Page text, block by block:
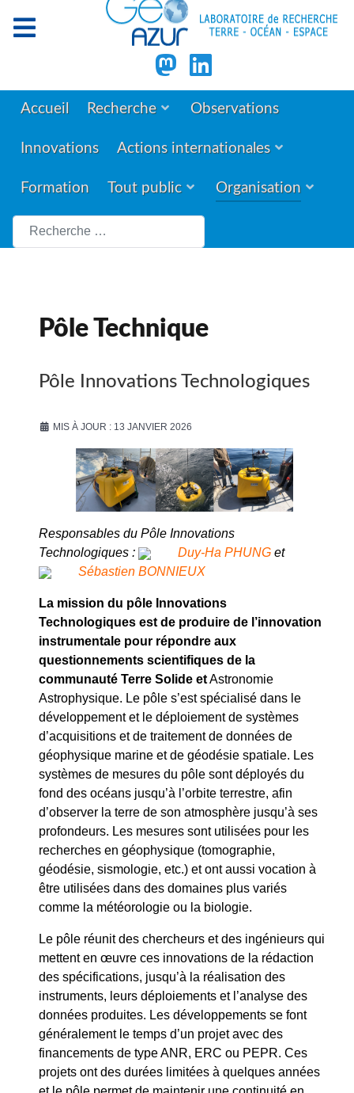
Accueil Recherche Observations
Innovations Actions internationales
Formation Tout public Organisation
Rechercher
Pôle Technique
Pôle Innovations Technologiques
MIS À JOUR : 13 JANVIER 2026
Responsables du Pôle Innovations
Technologiques :
Duy-Ha PHUNG et
Sébastien BONNIEUX
La mission du pôle Innovations
Technologiques est de produire de l’innovation
instrumentale pour répondre aux
questionnements scientifiques de la
communauté Terre Solide etAstronomie
Astrophysique. Le pôle s’est spécialisé dans le
développement et le déploiement de systèmes
d’acquisitions et de traitement de données de
géophysique marine et de géodésie spatiale. Les
systèmes de mesures du pôle sont déployés du
fond des océans jusqu’à l’orbite terrestre, afin
d’observer la terre de son atmosphère jusqu’à ses
profondeurs. Les mesures sont utilisées pour les
recherches en géophysique (tomographie,
géodésie, sismologie, etc.) et ont aussi vocation à
être utilisées dans des domaines plus variés
comme la météorologie ou la biologie.
Le pôle réunit des chercheurs et des ingénieurs qui
mettent en œuvre ces innovations de la rédaction
des spécifications, jusqu’à la réalisation des
instruments, leurs déploiements et l’analyse des
données produites. Les développements se font
généralement le temps d’un projet avec des
financements de type ANR, ERC ou PEPR. Ces
projets ont des durées limitées à quelques années